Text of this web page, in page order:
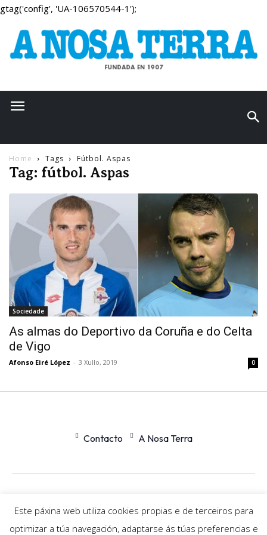
gtag('config', 'UA-106570544-1');
Home Tags Fútbol. Aspas
Tag: fútbol. Aspas
Sociedade
As almas do Deportivo da Coruña e do Celta
de Vigo
Afonso Eiré López - 3 Xullo, 2019 0
Contacto A Nosa Terra
OfficeNexus
Este páxina web utiliza cookies propias e de terceiros para
optimizar a túa navegación, adaptarse ás túas preferencias e